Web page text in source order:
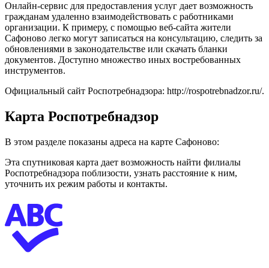
Онлайн-сервис для предоставления услуг дает возможность
гражданам удаленно взаимодействовать с работниками
организации. К примеру, с помощью веб-сайта жители
Сафоново легко могут записаться на консультацию, следить за
обновлениями в законодательстве или скачать бланки
документов. Доступно множество иных востребованных
инструментов.
Официальный сайт Роспотребнадзора: http://rospotrebnadzor.ru/.
Карта Роспотребнадзор
В этом разделе показаны адреса на карте Сафоново:
Эта спутниковая карта дает возможность найти филиалы
Роспотребнадзора поблизости, узнать расстояние к ним,
уточнить их режим работы и контакты.